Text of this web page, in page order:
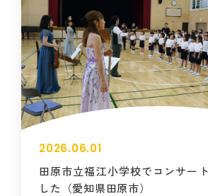
2026.06.01
田原市立福江小学校でコンサー
した（愛知県田原市）